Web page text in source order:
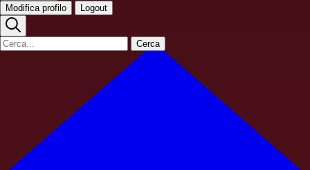
Modifica profilo Logout
Cerca